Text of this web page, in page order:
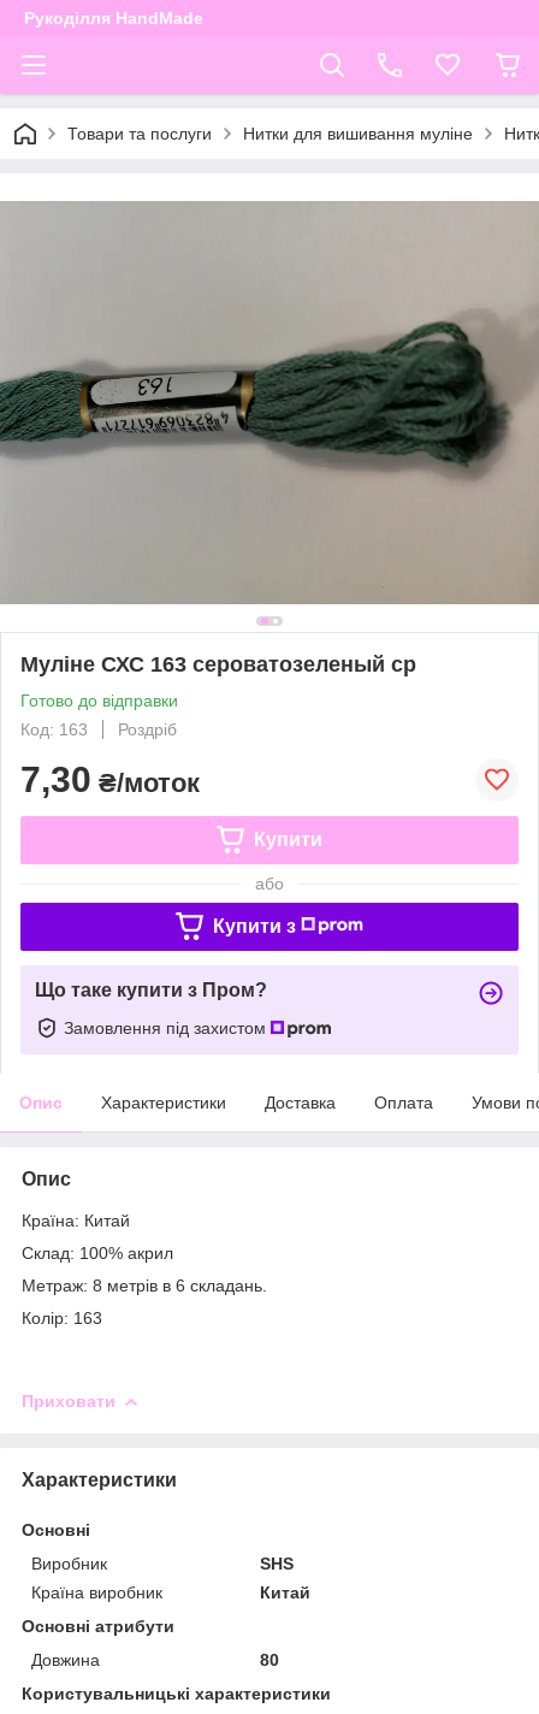
Рукоділля HandMade
Товари та послуги Нитки для вишивання муліне
Муліне СХС 163 сероватозеленый ср
Готово до відправки
Код: 163
Роздріб
7,30 ₴/моток
Купити
або
Купити з
Що таке купити з Пром?
Замовлення під захистом
Опис Характеристики Доставка Оплата Умови
Опис
Країна: Китай
Склад: 100% акрил
Метраж: 8 метрів в 6 складань.
Колір: 163
Приховати
Характеристики
Основні
Виробник
SHS
Країна виробник
Китай
Основні атрибути
Довжина
80
Користувальницькі характеристики